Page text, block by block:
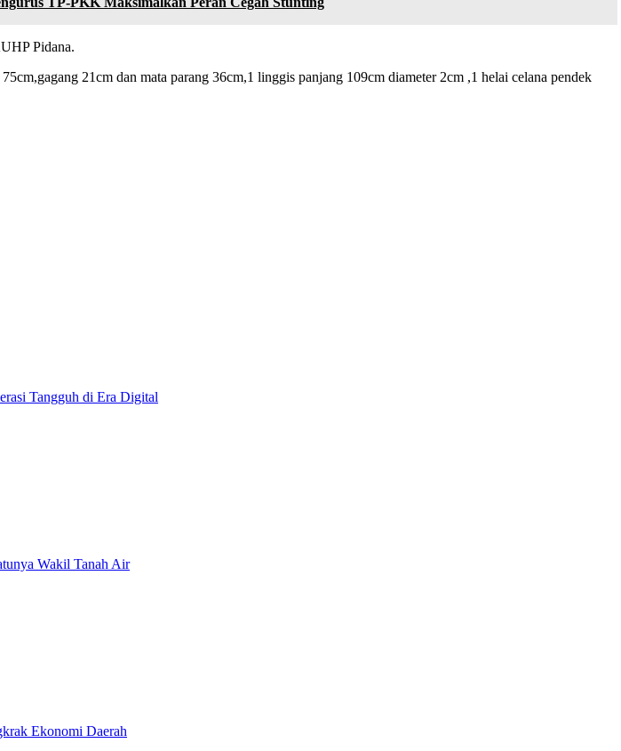
Pidana.
21cm dan mata parang 36cm,1 linggis panjang 109cm diameter 2cm ,1 helai celana pendek
Tangguh di Era Digital
Wakil Tanah Air
Ekonomi Daerah